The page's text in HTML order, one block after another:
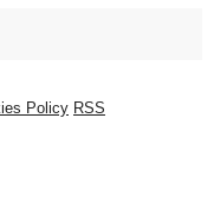
Policy RSS